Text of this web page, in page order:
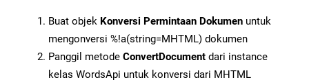
Buat objek Konversi Permintaan Dokumen untuk
mengonversi %!a(string=MHTML) dokumen
Panggil metode ConvertDocument dari instance
kelas WordsApi untuk konversi dari MHTML